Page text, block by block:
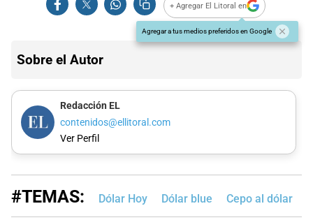
+ Agregar El Litoral en
Agregar a tus medios preferidos en Google
Sobre el Autor
Redacción EL
contenidos@ellitoral.com
Ver Perfil
#TEMAS: Dólar Hoy Dólar blue Cepo al dólar